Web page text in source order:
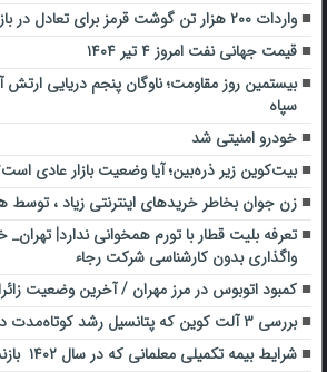
واردات ۲۰۰ هزار تن گوشت قرمز برای تعادل در بازار
قیمت جهانی نفت امروز ۴ تیر ۱۴۰۴
بیستمین روز مقاومت؛ ناوگان پنجم دریایی
سپاه
خودرو امنیتی شد
بیت‌کوین زیر ذره‌بین؛ آیا وضعیت بازار عادی است؟
زن جوان بخاطر خریدهای اینترنتی زیاد ،
واگذاری بدون کارشناسی شرکت رجاء
کمبود اتوبوس در مرز مهران / آخرین وضعیت
بررسی ۳ آلت ‌کوین که پتانسیل رشد کوتاه‌مدت دارند!
شرایط بیمه تکمیلی معلمانی که در سال ۱۴۰۲ بازنشسته می‌شوند+جزئیات